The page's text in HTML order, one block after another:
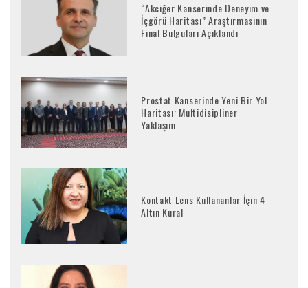
“Akciğer Kanserinde Deneyim ve
İçgörü Haritası” Araştırmasının
Final Bulguları Açıklandı
Prostat Kanserinde Yeni Bir Yol
Haritası: Multidisipliner
Yaklaşım
Kontakt Lens Kullananlar İçin 4
Altın Kural